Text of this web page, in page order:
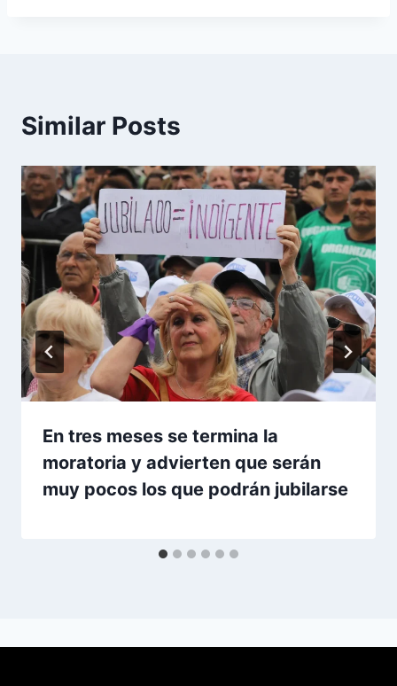
Similar Posts
En tres meses se termina la
moratoria y advierten que serán
muy pocos los que podrán jubilarse